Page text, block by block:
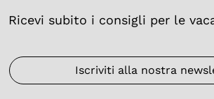
Ricevi subito i consigli per le
Iscriviti alla nostra